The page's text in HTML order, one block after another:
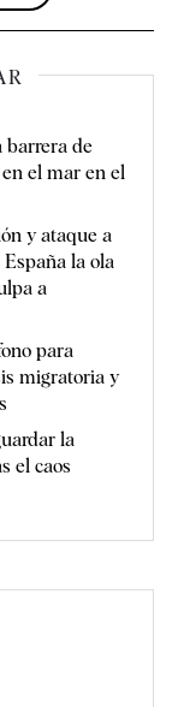
barrera de
el mar en el
y ataque a
la ola
a
para
migratoria y
la
el caos